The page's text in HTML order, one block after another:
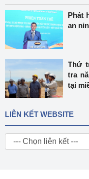
Phát
an
Thứ
tra
tại
LIÊN KẾT WEBSITE